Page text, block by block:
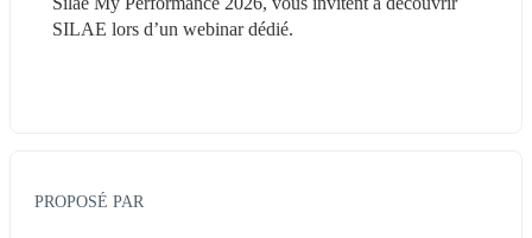
SILAE lors d’un webinar dédié.
PROPOSÉ PAR